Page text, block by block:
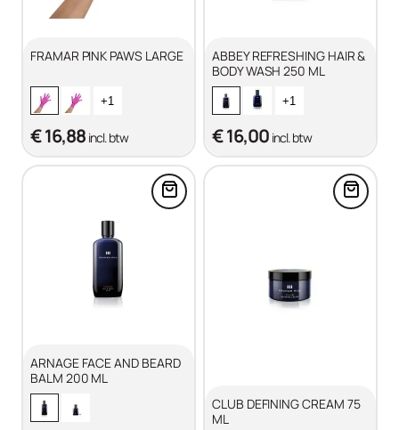
FRAMAR PINK PAWS LARGE
+1
€ 16,88 incl. btw
ABBEY REFRESHING HAIR &
BODY WASH 250 ML
+1
€ 16,00 incl. btw
Voeg ARNAGE FACE AND
ARNAGE FACE AND BEARD
BALM 200 ML
Voeg
CLUB DEFINING CREAM 75
ML